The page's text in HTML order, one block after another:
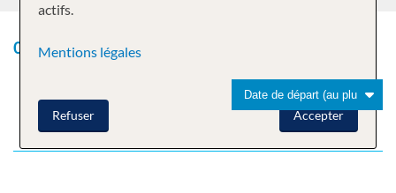
0 Croisières trouvées
actifs.
Mentions légales
Accepter
Refuser